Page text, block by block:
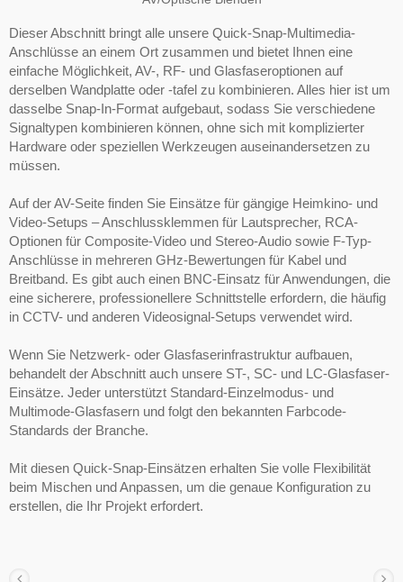
Dieser Abschnitt bringt alle unsere Quick-Snap-Multimedia-
Anschlüsse an einem Ort zusammen und bietet Ihnen eine
einfache Möglichkeit, AV-, RF- und Glasfaseroptionen auf
derselben Wandplatte oder -tafel zu kombinieren. Alles hier ist um
dasselbe Snap-In-Format aufgebaut, sodass Sie verschiedene
Signaltypen kombinieren können, ohne sich mit komplizierter
Hardware oder speziellen Werkzeugen auseinandersetzen zu
müssen.
Auf der AV-Seite finden Sie Einsätze für gängige Heimkino- und
Video-Setups – Anschlussklemmen für Lautsprecher, RCA-
Optionen für Composite-Video und Stereo-Audio sowie F-Typ-
Anschlüsse in mehreren GHz-Bewertungen für Kabel und
Breitband. Es gibt auch einen BNC-Einsatz für Anwendungen, die
eine sicherere, professionellere Schnittstelle erfordern, die häufig
in CCTV- und anderen Videosignal-Setups verwendet wird.
Wenn Sie Netzwerk- oder Glasfaserinfrastruktur aufbauen,
behandelt der Abschnitt auch unsere ST-, SC- und LC-Glasfaser-
Einsätze. Jeder unterstützt Standard-Einzelmodus- und
Multimode-Glasfasern und folgt den bekannten Farbcode-
Standards der Branche.
Mit diesen Quick-Snap-Einsätzen erhalten Sie volle Flexibilität
beim Mischen und Anpassen, um die genaue Konfiguration zu
erstellen, die Ihr Projekt erfordert.